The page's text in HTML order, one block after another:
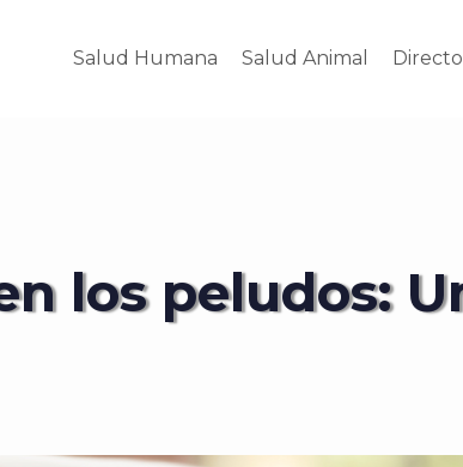
Salud Humana Salud Animal
los peludos: